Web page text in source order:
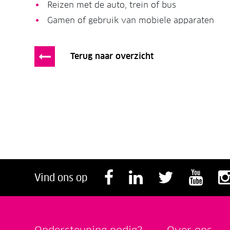
Reizen met de auto, trein of bus
Gamen of gebruik van mobiele apparaten
Terug naar overzicht
Vind ons op Volg ons op
Volg ons
Volg